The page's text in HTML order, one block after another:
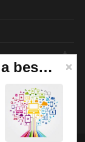
Mathenvideo a besoin de vous